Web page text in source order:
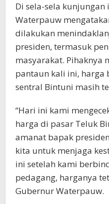
Di sela-sela kunjungan
Waterpauw
dilakukan
presiden, termasuk
masyarakat. Pihaknya
pantaun kali ini, harga
sentral Bintuni masih
“Hari ini kami
harga di pasar Teluk
amanat bapak
kita untuk menjaga
ini setelah kami
pedagang, harganya
Gubernur Waterpauw.